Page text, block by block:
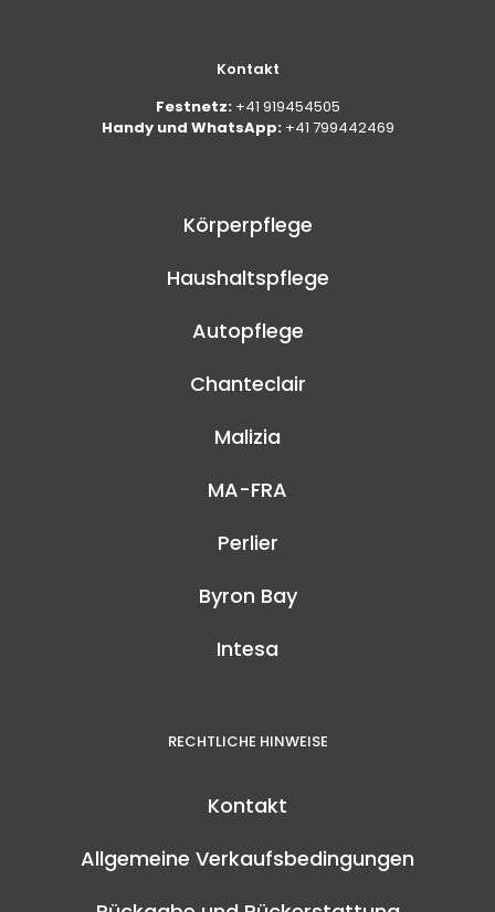
Kontakt
Festnetz: +41 919454505
Handy und WhatsApp: +41 799442469
Körperpflege
Haushaltspflege
Autopflege
Chanteclair
Malizia
MA-FRA
Perlier
Byron Bay
Intesa
RECHTLICHE HINWEISE
Kontakt
Allgemeine Verkaufsbedingungen